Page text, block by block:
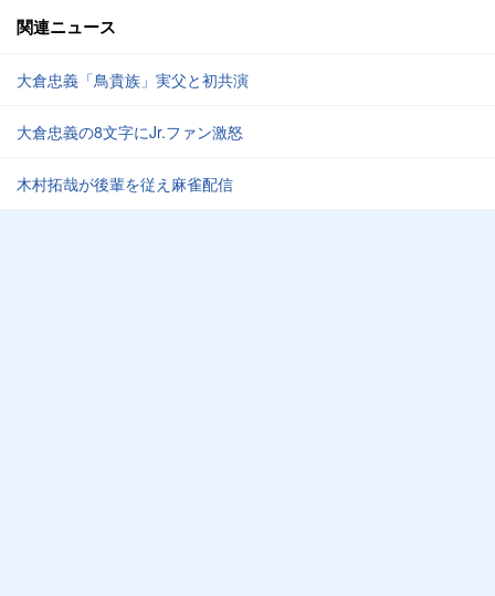
関連ニュース
大倉忠義「鳥貴族」実父と初共演
大倉忠義の8文字にJr.ファン激怒
木村拓哉が後輩を従え麻雀配信